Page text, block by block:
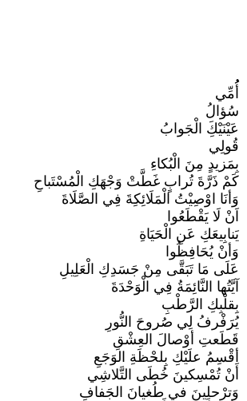
أُُمِّي
سُؤالُ
عَيْنَيْكَِ الْجَوابُ
قُولِي
بِمَزيدٍ مِنَ الْبُكاءِ
كَمْ ذَرَّةَ تُرابٍ غَطَّتْ وَجْهَكِ الْمُسْتَباحِ
وَأنَا اوْصِيْتُ الْمَلَائِكِةَ فِي الصَّلَاةَ
اَنْ لَا يَقْطَعُوا
يَنابِيعَكِ عَنِ الْحَيَاةِ
وَأنْ يُحَافِظُوا
عَلَى مَا تَبَقَّى مِنْ جَسَدِكِ الْعَلِيلِ
آيَّتُها النَّائِمَةُ فِي الْوَحْدَةَ
بِقلْبِكِ الرَّطْبِ
يُرَفْرفُ لِي صُروحَ النُّورِ
قَطَعتِ أوْصالَ العِشْقِ
أقْسِمُ علَيْكِ بِلحْظَةِ الوَجَعِ
أَنْ تُمْسِكينَ خُطَى التَّلاشِي
وَترْحلِينَ في طُغيانَ الجَفافِ